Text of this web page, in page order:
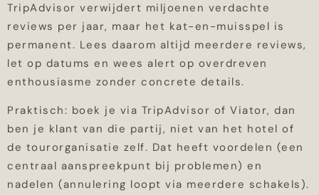
TripAdvisor verwijdert miljoenen verdachte
reviews per jaar, maar het kat-en-muisspel is
permanent. Lees daarom altijd meerdere reviews,
let op datums en wees alert op overdreven
enthousiasme zonder concrete details.
Praktisch: boek je via TripAdvisor of Viator, dan
ben je klant van die partij, niet van het hotel of
de tourorganisatie zelf. Dat heeft voordelen (een
centraal aanspreekpunt bij problemen) en
nadelen (annulering loopt via meerdere schakels).